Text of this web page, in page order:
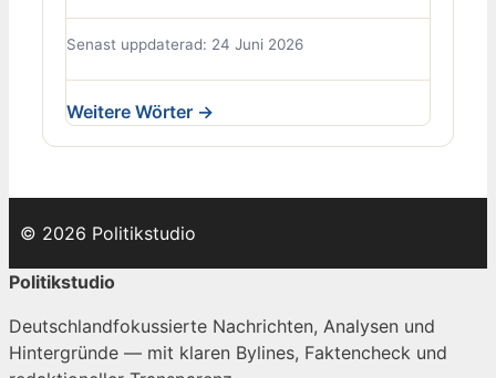
Senast uppdaterad: 24 Juni 2026
Weitere Wörter →
© 2026 Politikstudio
Politikstudio
Deutschlandfokussierte Nachrichten, Analysen und
Hintergründe — mit klaren Bylines, Faktencheck und